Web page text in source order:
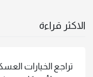
الاكثر قراءة
تراجع الخيارات